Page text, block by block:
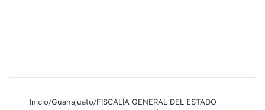
Inicio/Guanajuato/FISCALÍA GENERAL DEL ESTADO